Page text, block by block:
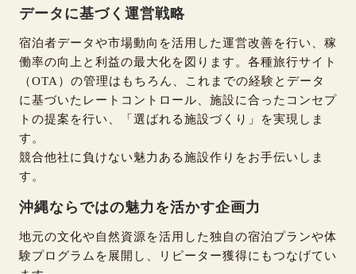
データに基づく運営戦略
宿泊者データや市場動向を活用した運営改善を行い、稼
働率の向上と利益の最大化を図ります。各種旅行サイト
（OTA）の管理はもちろん、これまでの経験とデータ
に基づいたレートコントロール、施設に合ったコンセプ
トの提案を行い、「選ばれる施設づくり」を実現しま
す。
競合他社に負けない魅力ある施設作りをお手伝いしま
す。
沖縄ならではの魅力を活かす企画力
地元の文化や自然資源を活用した独自の宿泊プランや体
験プログラムを展開し、リピーター獲得にもつなげてい